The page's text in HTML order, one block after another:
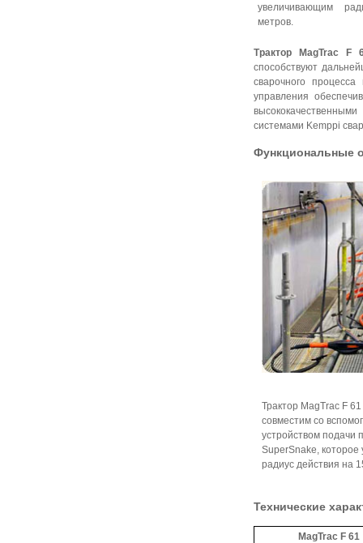
увеличивающим
метров.
Трактор MagTrac
способствуют
сварочного
управления
системами Kemppi
Функциональные
Трактор MagTrac F
совместим со
устройством подачи
SuperSnake, которое
радиус действия на
Технические
MagTrac F 61